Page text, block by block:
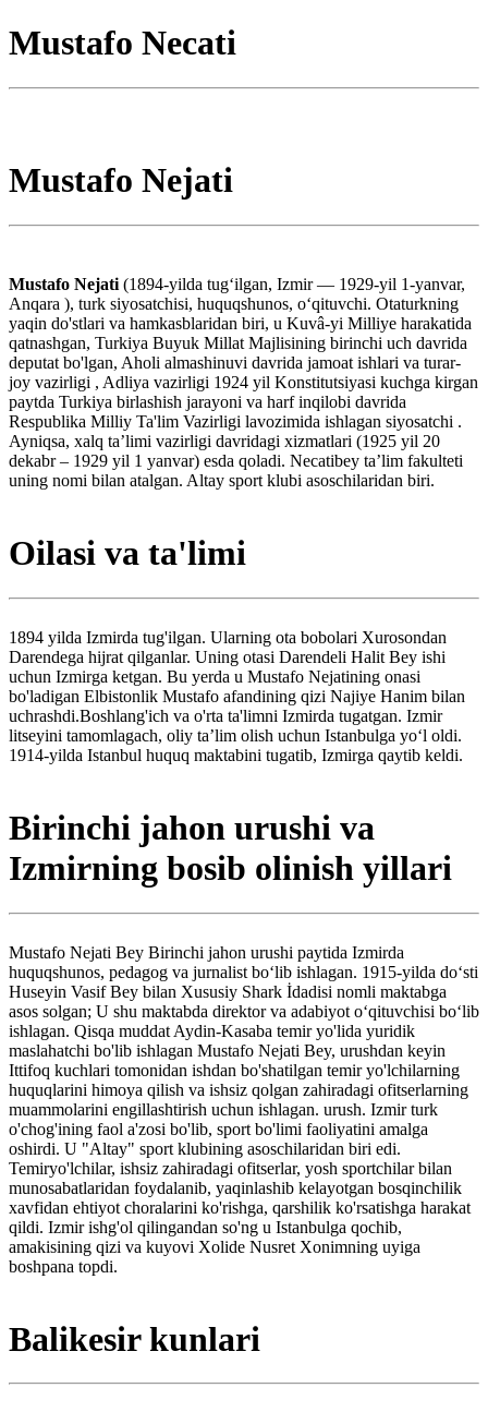
Mustafo Necati
Mustafo Nejati
Mustafo Nejati (1894-yilda tugʻilgan, Izmir — 1929-yil 1-yanvar,
Anqara ), turk siyosatchisi, huquqshunos, oʻqituvchi. Otaturkning
yaqin do'stlari va hamkasblaridan biri, u Kuvâ-yi Milliye harakatida
qatnashgan, Turkiya Buyuk Millat Majlisining birinchi uch davrida
deputat bo'lgan, Aholi almashinuvi davrida jamoat ishlari va turar-
joy vazirligi , Adliya vazirligi 1924 yil Konstitutsiyasi kuchga kirgan
paytda Turkiya birlashish jarayoni va harf inqilobi davrida
Respublika Milliy Ta'lim Vazirligi lavozimida ishlagan siyosatchi .
Ayniqsa, xalq ta’limi vazirligi davridagi xizmatlari (1925 yil 20
dekabr – 1929 yil 1 yanvar) esda qoladi. Necatibey taʼlim fakulteti
uning nomi bilan atalgan. Altay sport klubi asoschilaridan biri.
Oilasi va ta'limi
1894 yilda Izmirda tug'ilgan. Ularning ota bobolari Xurosondan
Darendega hijrat qilganlar. Uning otasi Darendeli Halit Bey ishi
uchun Izmirga ketgan. Bu yerda u Mustafo Nejatining onasi
bo'ladigan Elbistonlik Mustafo afandining qizi Najiye Hanim bilan
uchrashdi.Boshlang'ich va o'rta ta'limni Izmirda tugatgan. Izmir
litseyini tamomlagach, oliy ta’lim olish uchun Istanbulga yo‘l oldi.
1914-yilda Istanbul huquq maktabini tugatib, Izmirga qaytib keldi.
Birinchi jahon urushi va
Izmirning bosib olinish yillari
Mustafo Nejati Bey Birinchi jahon urushi paytida Izmirda
huquqshunos, pedagog va jurnalist boʻlib ishlagan. 1915-yilda doʻsti
Huseyin Vasif Bey bilan Xususiy Shark İdadisi nomli maktabga
asos solgan; U shu maktabda direktor va adabiyot o‘qituvchisi bo‘lib
ishlagan. Qisqa muddat Aydin-Kasaba temir yo'lida yuridik
maslahatchi bo'lib ishlagan Mustafo Nejati Bey, urushdan keyin
Ittifoq kuchlari tomonidan ishdan bo'shatilgan temir yo'lchilarning
huquqlarini himoya qilish va ishsiz qolgan zahiradagi ofitserlarning
muammolarini engillashtirish uchun ishlagan. urush. Izmir turk
o'chog'ining faol a'zosi bo'lib, sport bo'limi faoliyatini amalga
oshirdi. U "Altay" sport klubining asoschilaridan biri edi.
Temiryo'lchilar, ishsiz zahiradagi ofitserlar, yosh sportchilar bilan
munosabatlaridan foydalanib, yaqinlashib kelayotgan bosqinchilik
xavfidan ehtiyot choralarini ko'rishga, qarshilik ko'rsatishga harakat
qildi. Izmir ishg'ol qilingandan so'ng u Istanbulga qochib,
amakisining qizi va kuyovi Xolide Nusret Xonimning uyiga
boshpana topdi.
Balikesir kunlari